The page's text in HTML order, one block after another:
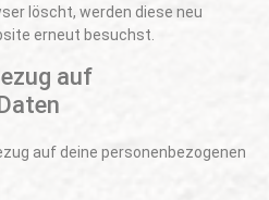
löscht, werden diese neu
erneut besuchst.
auf
auf deine personenbezogenen